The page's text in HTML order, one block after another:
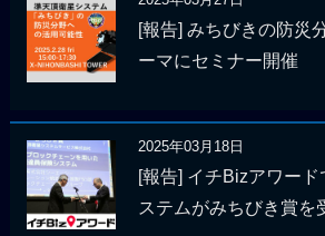
[報告] みちびきの防災
ーマにセミナー開催
2025年03月18日
[報告] イチBizアワー
ステムがみちびき賞を